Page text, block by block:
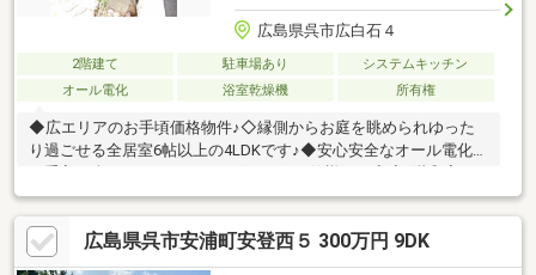
広島県呉市広白石４
2階建て 駐車場あり
システムキッチン
オール電化
浴室乾燥機 所有権
◆広エリアのお手頃価格物件♪◇縁側からお庭を眺められゆった
り過ごせる全居室6帖以上の4LDKです♪◆安心安全なオール電化♪
お手入れ楽々なＩＨクッキングヒーター仕様です◆◇1階和室は
リビングと独立しているので家族それぞれ一人時間を大事にでき
ます◇◆閑静な住宅地で緑豊かな住環境でリモートワークにもオ
ススメ◆◇お庭付♪四季折々の草花で毎日の暮らしに彩りを◇◆
来場メリット・物件を見て触れる事で暮らしのイメージが上がり
広島県呉市安浦町安登西５ 300万円 9DK